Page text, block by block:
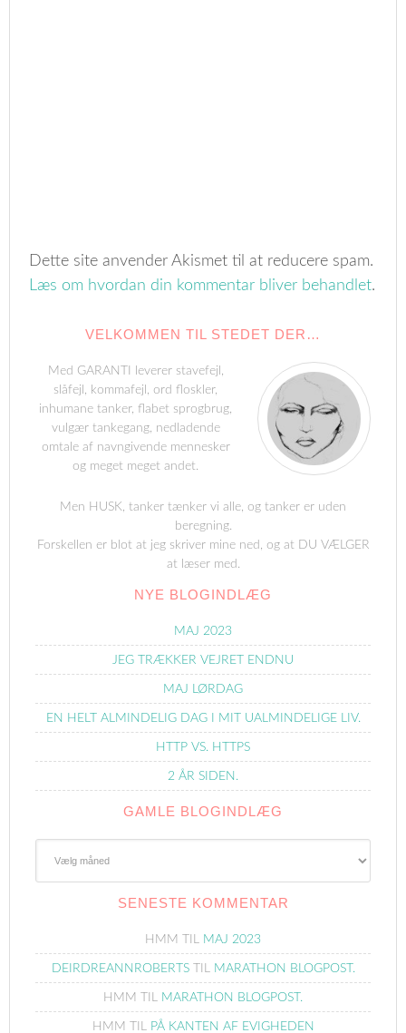
Dette site anvender Akismet til at reducere spam.
Læs om hvordan din kommentar bliver behandlet.
VELKOMMEN TIL STEDET DER…
Med GARANTI leverer stavefejl,
slåfejl, kommafejl, ord floskler,
inhumane tanker, flabet sprogbrug,
vulgær tankegang, nedladende
omtale af navngivende mennesker
og meget meget andet.
Men HUSK, tanker tænker vi alle, og tanker er uden
beregning.
Forskellen er blot at jeg skriver mine ned, og at DU VÆLGER
at læser med.
NYE BLOGINDLÆG
MAJ 2023
JEG TRÆKKER VEJRET ENDNU
MAJ LØRDAG
EN HELT ALMINDELIG DAG I MIT UALMINDELIGE LIV.
HTTP VS. HTTPS
2 ÅR SIDEN.
GAMLE BLOGINDLÆG
SENESTE KOMMENTAR
HMM TIL MAJ 2023
DEIRDREANNROBERTSTIL MARATHON BLOGPOST.
HMM TIL MARATHON BLOGPOST.
HMM TIL PÅ KANTEN AF EVIGHEDEN